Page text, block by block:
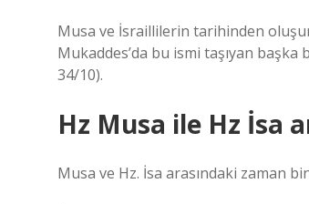
Musa ve İsraillilerin tarihinden
Mukaddes’da bu ismi taşıyan
34/10).
Hz Musa ile Hz İsa
Musa ve Hz. İsa arasındaki zaman